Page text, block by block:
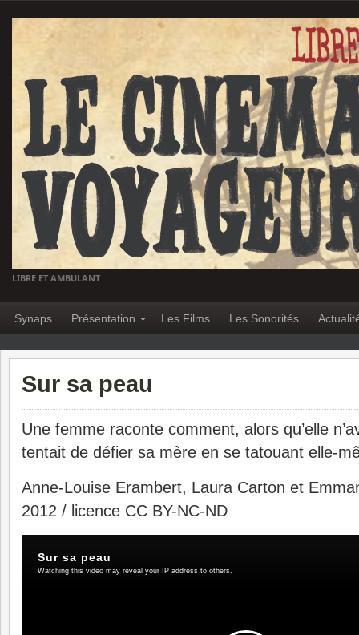
LIBRE ET AMBULANT
Synaps Présentation Les Films Les Sonorités
Sur sa peau
Une femme raconte comment, alors qu’elle
tentait de défier sa mère en se tatouant elle-
Anne-Louise Erambert, Laura Carton et
2012 / licence CC BY-NC-ND